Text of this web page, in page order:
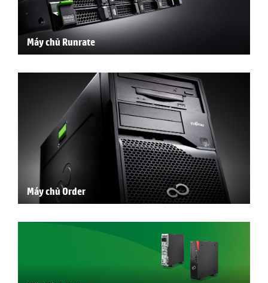
Máy chủ Runrate
Máy chủ Order